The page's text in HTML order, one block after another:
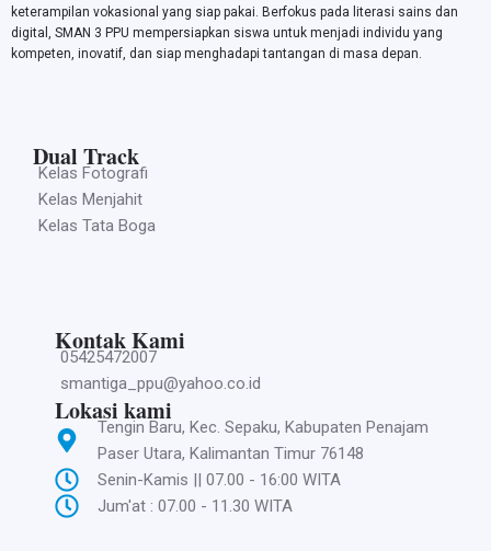
keterampilan vokasional yang siap pakai. Berfokus pada literasi sains dan
digital, SMAN 3 PPU mempersiapkan siswa untuk menjadi individu yang
kompeten, inovatif, dan siap menghadapi tantangan di masa depan.
Dual Track
Kelas Fotografi
Kelas Menjahit
Kelas Tata Boga
Kontak Kami
05425472007
smantiga_ppu@yahoo.co.id
Lokasi kami
Tengin Baru, Kec. Sepaku, Kabupaten Penajam
Paser Utara, Kalimantan Timur 76148
Senin-Kamis || 07.00 - 16:00 WITA
Jum'at : 07.00 - 11.30 WITA